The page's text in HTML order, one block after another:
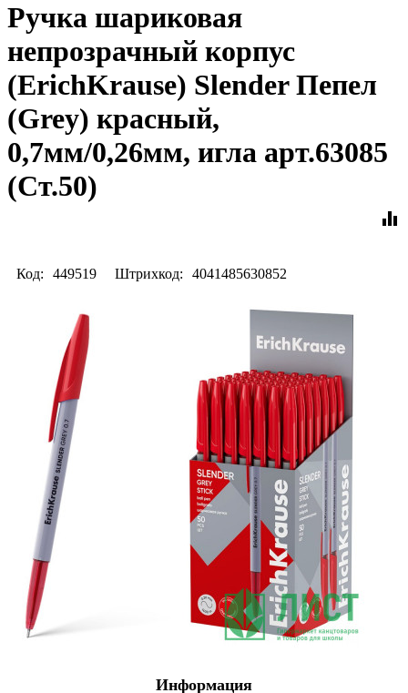
Ручка шариковая
непрозрачный корпус
(ErichKrause) Slender Пепел
(Grey) красный,
0,7мм/0,26мм, игла арт.63085
(Ст.50)
equalizer
Код: 449519 Штрихкод: 4041485630852
Информация